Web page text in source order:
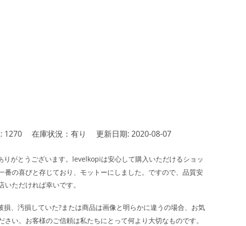
1270 在庫状況：有り 更新日期: 2020-08-07
りがとうございます。levelkopiは安心して購入いただけるショッ
番の喜びと存じており、モットーにしました。ですので、品質安
ただければ幸いです。
、汚損していた?または商品は画像と明らかに違うの場合、お気
い。お客様のご信頼は私たちにとって何より大切なものです。